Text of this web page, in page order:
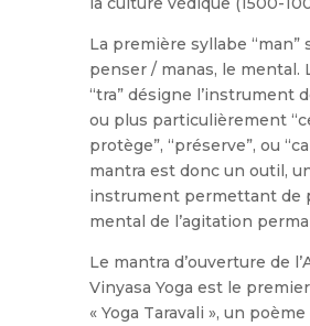
La première syllabe “man”
penser / manas, le mental.
“tra” désigne l’instrument
ou plus particulièrement
protège”, “préserve”, ou
mantra est donc un outil,
instrument permettant de
mental de l’agitation
Le mantra d’ouverture de
Vinyasa Yoga est le
« Yoga Taravali », un